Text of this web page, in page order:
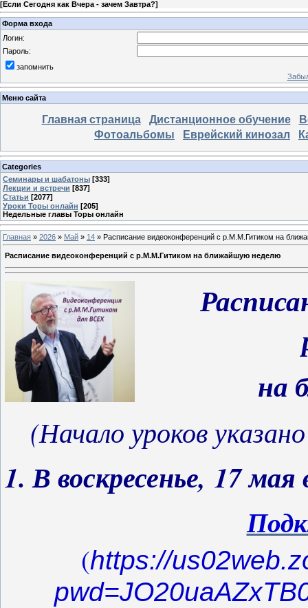
[Если Сегодня как Вчера - зачем Завтра?]
Форма входа
Логин:
Пароль:
запомнить
Меню сайта
Главная страница Дистанционное обучение
Фотоальбомы
Еврейский кинозал
Categories
Семинары и шабатоны [333]
Лекции и встречи [837]
Статьи [2077]
Уроки Торы онлайн [205]
Недельные главы Торы онлайн
Главная » 2026 » Май » 14 » Расписание видеоконференций с р.М.М.Гитиком на
Расписание видеоконференций с р.М.М.Гитиком на ближайшую неделю
на
(Начало уроков
1. В воскресенье, 17 мая
(https://